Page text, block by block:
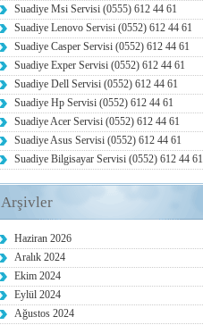
Suadiye Msi Servisi (0555) 612 44 61
Suadiye Lenovo Servisi (0552) 612 44 61
Suadiye Casper Servisi (0552) 612 44 61
Suadiye Exper Servisi (0552) 612 44 61
Suadiye Dell Servisi (0552) 612 44 61
Suadiye Hp Servisi (0552) 612 44 61
Suadiye Acer Servisi (0552) 612 44 61
Suadiye Asus Servisi (0552) 612 44 61
Suadiye Bilgisayar Servisi (0552) 612 44 61
Arşivler
Haziran 2026
Aralık 2024
Ekim 2024
Eylül 2024
Ağustos 2024